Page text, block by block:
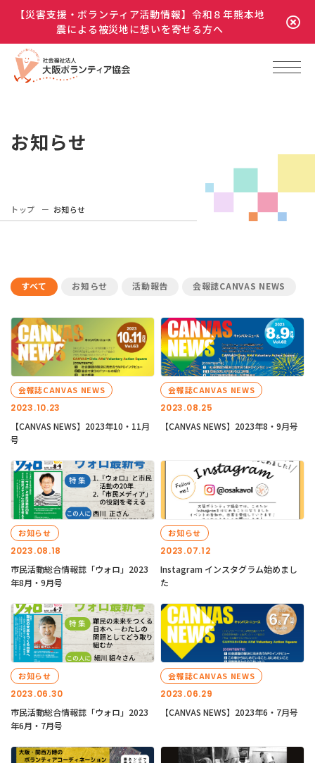
【災害支援・ボランティア活動情報】令和８年熊本地
震による被災地に想いを寄せる方へ
お知らせ
トップ お知らせ
すべて お知らせ 活動報告 会報誌CANVAS NEWS
2023.10.23
会報誌CANVAS NEWS
【CANVAS NEWS】2023年10・11月
号
2023.08.25
会報誌CANVAS NEWS
【CANVAS NEWS】2023年8・9月号
2023.08.18
お知らせ
市民活動総合情報誌「ウォロ」2023
年8月・9月号
2023.07.12
お知らせ
Instagram インスタグラム始めまし
た
2023.06.30
お知らせ
市民活動総合情報誌「ウォロ」2023
年6月・7月号
2023.06.29
会報誌CANVAS NEWS
【CANVAS NEWS】2023年6・7月号